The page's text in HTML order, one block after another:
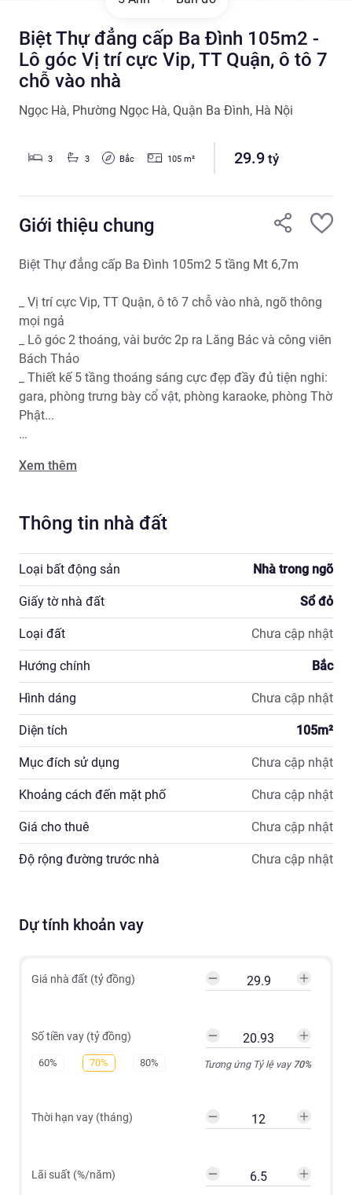
Biệt Thự đẳng cấp Ba Đình 105m2 -
Lô góc Vị trí cực Vip, TT Quận, ô tô 7
chỗ vào nhà
Ngọc Hà, Phường Ngọc Hà, Quận Ba Đình, Hà Nội
3 3 Bắc 105m² 29.9tỷ
Giới thiệu chung
Biệt Thự đẳng cấp Ba Đình 105m2 5 tầng Mt 6,7m
_ Vị trí cực Vip, TT Quận, ô tô 7 chỗ vào nhà, ngõ thông
mọi ngả
_ Lô góc 2 thoáng, vài bước 2p ra Lăng Bác và công viên
Bách Thảo
_ Thiết kế 5 tầng thoáng sáng cực đẹp đầy đủ tiện nghi:
gara, phòng trưng bày cổ vật, phòng karaoke, phòng Thờ
Phật...
Xem thêm
Thông tin nhà đất
Loại bất động sản Nhà trong ngõ
Giấy tờ nhà đất Sổ đỏ
Loại đất Chưa cập nhật
Hướng chính Bắc
Hình dáng Chưa cập nhật
Diện tích 105m²
Mục đích sử dụng Chưa cập nhật
Khoảng cách đến mặt phố Chưa cập nhật
Giá cho thuê Chưa cập nhật
Độ rộng đường trước nhà Chưa cập nhật
Dự tính khoản vay
Giá nhà đất (tỷ đồng)
Số tiền vay (tỷ đồng)
60% 70% 80% Tương ứng Tỷ lệ vay70%
Thời hạn vay (tháng)
Lãi suất (%/năm)